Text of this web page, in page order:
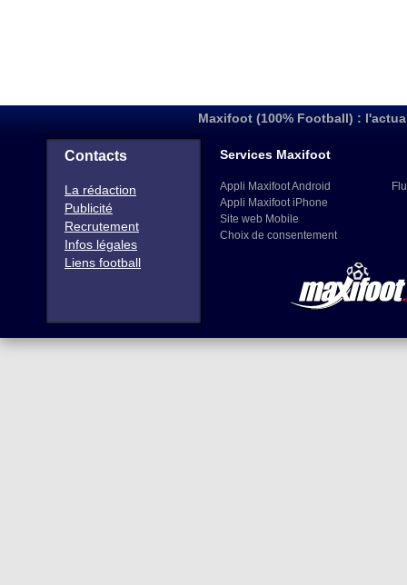
Maxifoot (100% Football) :
Contacts
La rédaction
Publicité
Recrutement
Infos légales
Liens football
Services Maxifoot
Appli Maxifoot Android
Appli Maxifoot iPhone
Site web Mobile
Choix de consentement